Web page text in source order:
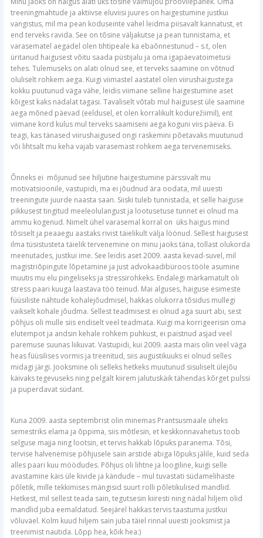
treeningmahtude ja aktiivse eluviisi juures on haigestumine justkui
vangistus, mil ma pean koduseinte vahel leidma piisavalt kannatust, et
end terveks ravida. See on tõsine väljakutse ja pean tunnistama, et
varasematel aegadel olen tihtipeale ka ebaõnnestunud – s.t, olen
üritanud haigusest võitu saada püstijalu ja oma igapäevatoimetusi
tehes. Tulemuseks on alati olnud see, et terveks saamine on võtnud
oluliselt rohkem aega. Kuigi viimastel aastatel olen viirushaigustega
kokku puutunud väga vähe, leidis viimane selline haigestumine aset
kõigest kaks nädalat tagasi. Tavaliselt võtab mul haigusest üle saamine
aega mõned päevad (eeldusel, et olen korralikult kodurežiimil), ent
viimane kord kulus mul terveks saamiseni aega koguni viis päeva. Ei
teagi, kas tänased viirushaigused ongi raskemini põetavaks muutunud
või lihtsalt mu keha vajab varasemast rohkem aega tervenemiseks.
Õnneks ei mõjunud see hiljutine haigestumine pärssivalt mu
motivatsioonile, vastupidi, ma ei jõudnud ära oodata, mil uuesti
treeningute juurde naasta saan. Siiski tuleb tunnistada, et selle haiguse
pikkusest tingitud meeleolulangust ja lootusetuse tunnet ei olnud ma
ammu kogenud. Nimelt ühel varasemal korral on üks haigus mind
tõsiselt ja peaaegu aastaks rivist täielikult välja löönud. Sellest haigusest
ilma tüsistusteta täielik tervenemine on minu jaoks täna, tollast olukorda
meenutades, justkui ime. See leidis aset 2009. aasta kevad-suvel, mil
magistriõpingute lõpetamine ja just advokaadibüroos tööle asumine
muutis mu elu pingeliseks ja stressirohkeks. Endalegi märkamatult oli
stress paari kuuga laastava töö teinud. Mai alguses, haiguse esimeste
füüsiliste nähtude kohalejõudmisel, hakkas olukorra tõsidus mullegi
vaikselt kohale jõudma. Sellest teadmisest ei olnud aga suurt abi, sest
põhjus oli mulle siis endiselt veel teadmata. Kuigi ma korrigeerisin oma
elutempot ja andsin kehale rohkem puhkust, ei paistnud asjad veel
paremuse suunas liikuvat. Vastupidi, kui 2009. aasta mais olin veel väga
heas füüsilises vormis ja treenitud, siis augustikuuks ei olnud selles
midagi järgi. Jooksmine oli selleks hetkeks muutunud sisuliselt ülejõu
käivaks tegevuseks ning pelgalt kiirem jalutuskäik tähendas kõrget pulssi
ja puperdavat südant.
Kuna 2009. aasta septembrist olin minemas Prantsusmaale üheks
semestriks elama ja õppima, siis mõtlesin, et keskkonnavahetus toob
selguse majja ning lootsin, et tervis hakkab lõpuks paranema. Tõsi,
tervise halvenemise põhjusele sain arstide abiga lõpuks jälile, kuid seda
alles paari kuu möödudes. Põhjus oli lihtne ja loogiline, kuigi selle
avastamine käis üle kivide ja kändude – mul tuvastati südamelihaste
põletik, mille tekkimises mängisid suurt rolli põletikulised mandlid.
Hetkest, mil sellest teada sain, tegutsesin kiiresti ning nädal hiljem olid
mandlid juba eemaldatud. Seejärel hakkas tervis taastuma justkui
võluväel. Kolm kuud hiljem sain juba täiel rinnal uuesti jooksmist ja
treenimist nautida. Lõpp hea, kõik hea:)